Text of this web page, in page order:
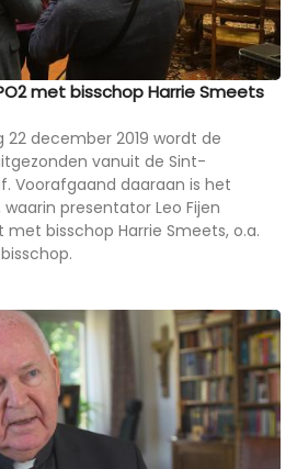
met bisschop Harrie Smeets
december 2019 wordt de
vanuit de Sint-
Voorafgaand daaraan is het
presentator Leo Fijen
bisschop Harrie Smeets, o.a.